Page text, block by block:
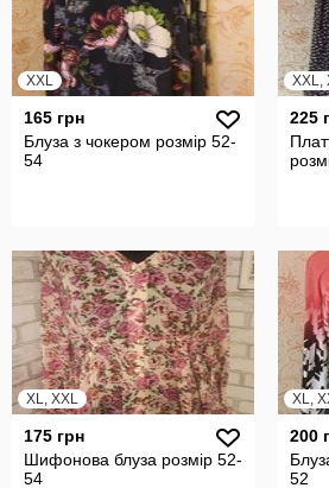
XXL
165 грн
Блуза з чокером розмір 52-
54
XXL,
225
XL, XXL
175 грн
Шифонова блуза розмір 52-
54
XL,
200
52